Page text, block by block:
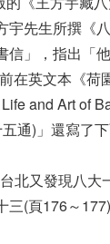
宇先生所撰《
信」，指出「
在英文本《荷
and Art of
通)」還寫了
又發現八大
三(頁176～